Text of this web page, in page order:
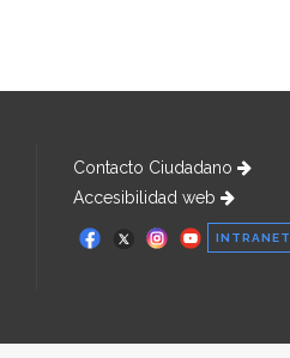
Contacto Ciudadano
Accesibilidad web
INTRANET